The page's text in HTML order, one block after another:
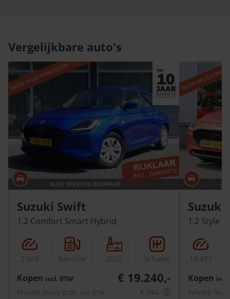
Vergelijkbare auto's
Suzuki Swift
1.2 Comfort Smart Hybrid
2.568 Benzine 2025 Schakel
Kopen incl. BTW € 19.240,-
Private lease p.m. incl. BTW € 344,-ⓘ
Suzuki
1.2 Style
14.473
Kopen incl.
Private